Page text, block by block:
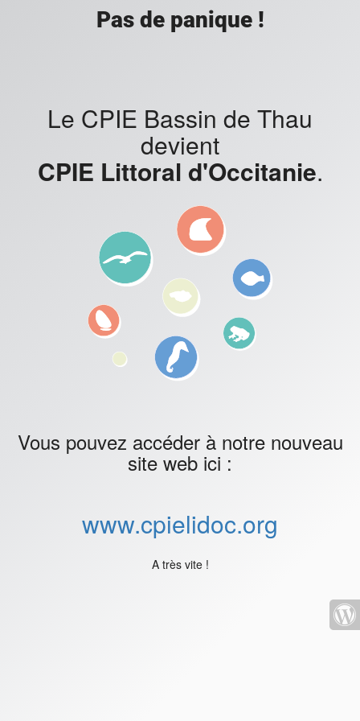
Pas de panique !
Le CPIE Bassin de Thau
devient
CPIE Littoral d'Occitanie.
Vous pouvez accéder à notre nouveau
site web ici :
www.cpielidoc.org
A très vite !